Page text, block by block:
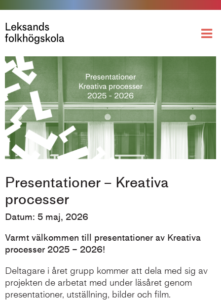
Presentationer – Kreativa
processer
Datum: 5 maj, 2026
Varmt välkommen till presentationer av Kreativa
processer 2025 – 2026!
Deltagare i året grupp kommer att dela med sig av
projekten de arbetat med under läsåret genom
presentationer, utställning, bilder och film.